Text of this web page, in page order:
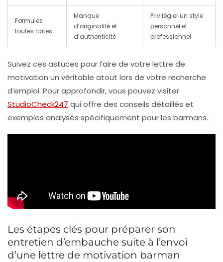
Formules
toutes faites
Manque
d’originalité et
d’authenticité
Privilégier un style
personnel et
professionnel
Suivez ces astuces pour faire de votre lettre de
motivation un véritable atout lors de votre recherche
d’emploi. Pour approfondir, vous pouvez visiter
StudioCheck247 qui offre des conseils détaillés et
exemples analysés spécifiquement pour les barmans.
Les étapes clés pour préparer son
entretien d’embauche suite à l’envoi
d’une lettre de motivation barman